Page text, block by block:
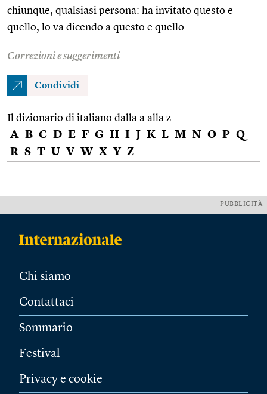
chiunque, qualsiasi persona: ha invitato questo e
quello, lo va dicendo a questo e quello
Correzioni e suggerimenti
Condividi
Il dizionario di italiano dalla a alla z
A B C D E F G H I J K L M N O P Q
R S T U V W X Y Z
PUBBLICITÀ
Chi siamo
Contattaci
Sommario
Festival
Privacy e cookie